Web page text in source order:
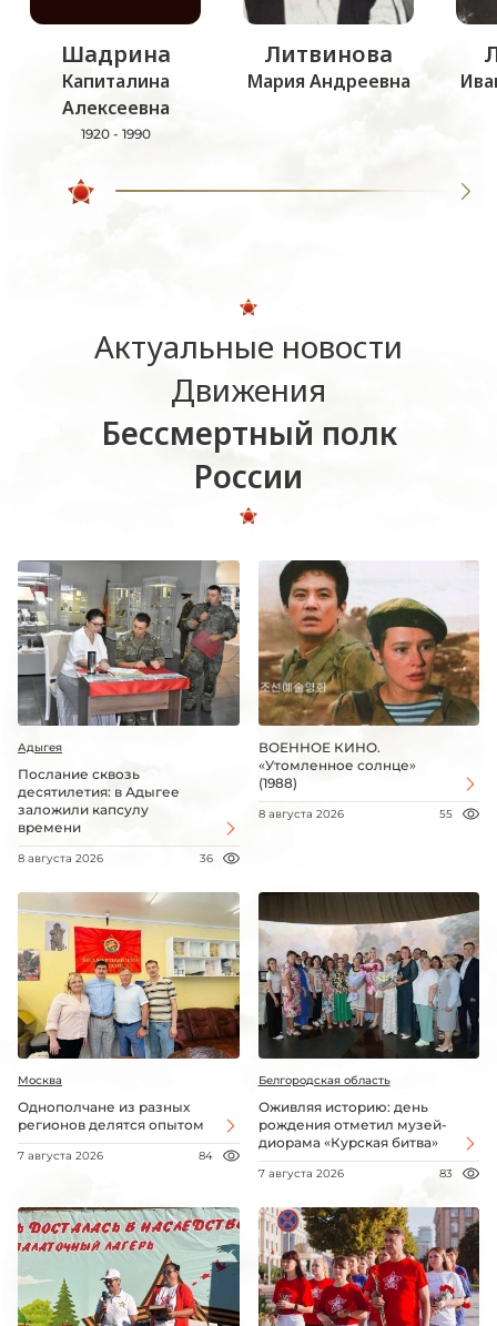
Шадрина
Капиталина
Алексеевна
1920 - 1990
Литвинова
Мария Андреевна
Актуальные новости
Движения
Бессмертный полк
России
Адыгея
Послание сквозь
десятилетия: в Адыгее
заложили капсулу
времени
8 августа 2026 36
ВОЕННОЕ КИНО.
«Утомленное солнце»
(1988)
8 августа 2026 55
Москва
Однополчане из разных
регионов делятся опытом
7 августа 2026 84
Белгородская область
Оживляя историю: день
рождения отметил музей-
диорама «Курская битва»
7 августа 2026 83